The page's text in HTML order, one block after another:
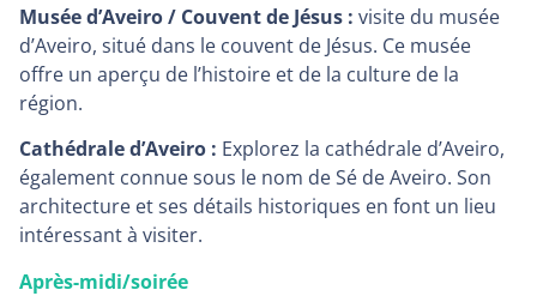
Musée d’Aveiro / Couvent de Jésus : visite du musée
d’Aveiro, situé dans le couvent de Jésus. Ce musée
offre un aperçu de l’histoire et de la culture de la
région.
Cathédrale d’Aveiro : Explorez la cathédrale d’Aveiro,
également connue sous le nom de Sé de Aveiro. Son
architecture et ses détails historiques en font un lieu
intéressant à visiter.
Après-midi/soirée